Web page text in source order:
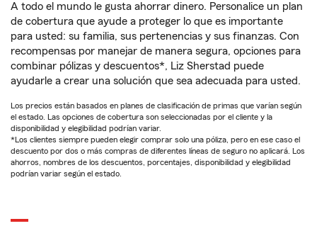
A todo el mundo le gusta ahorrar dinero. Personalice un plan
de cobertura que ayude a proteger lo que es importante
para usted: su familia, sus pertenencias y sus finanzas. Con
recompensas por manejar de manera segura, opciones para
combinar pólizas y descuentos*, Liz Sherstad puede
ayudarle a crear una solución que sea adecuada para usted.
Los precios están basados en planes de clasificación de primas que varían según
el estado. Las opciones de cobertura son seleccionadas por el cliente y la
disponibilidad y elegibilidad podrían variar.
*Los clientes siempre pueden elegir comprar solo una póliza, pero en ese caso el
descuento por dos o más compras de diferentes líneas de seguro no aplicará. Los
ahorros, nombres de los descuentos, porcentajes, disponibilidad y elegibilidad
podrían variar según el estado.